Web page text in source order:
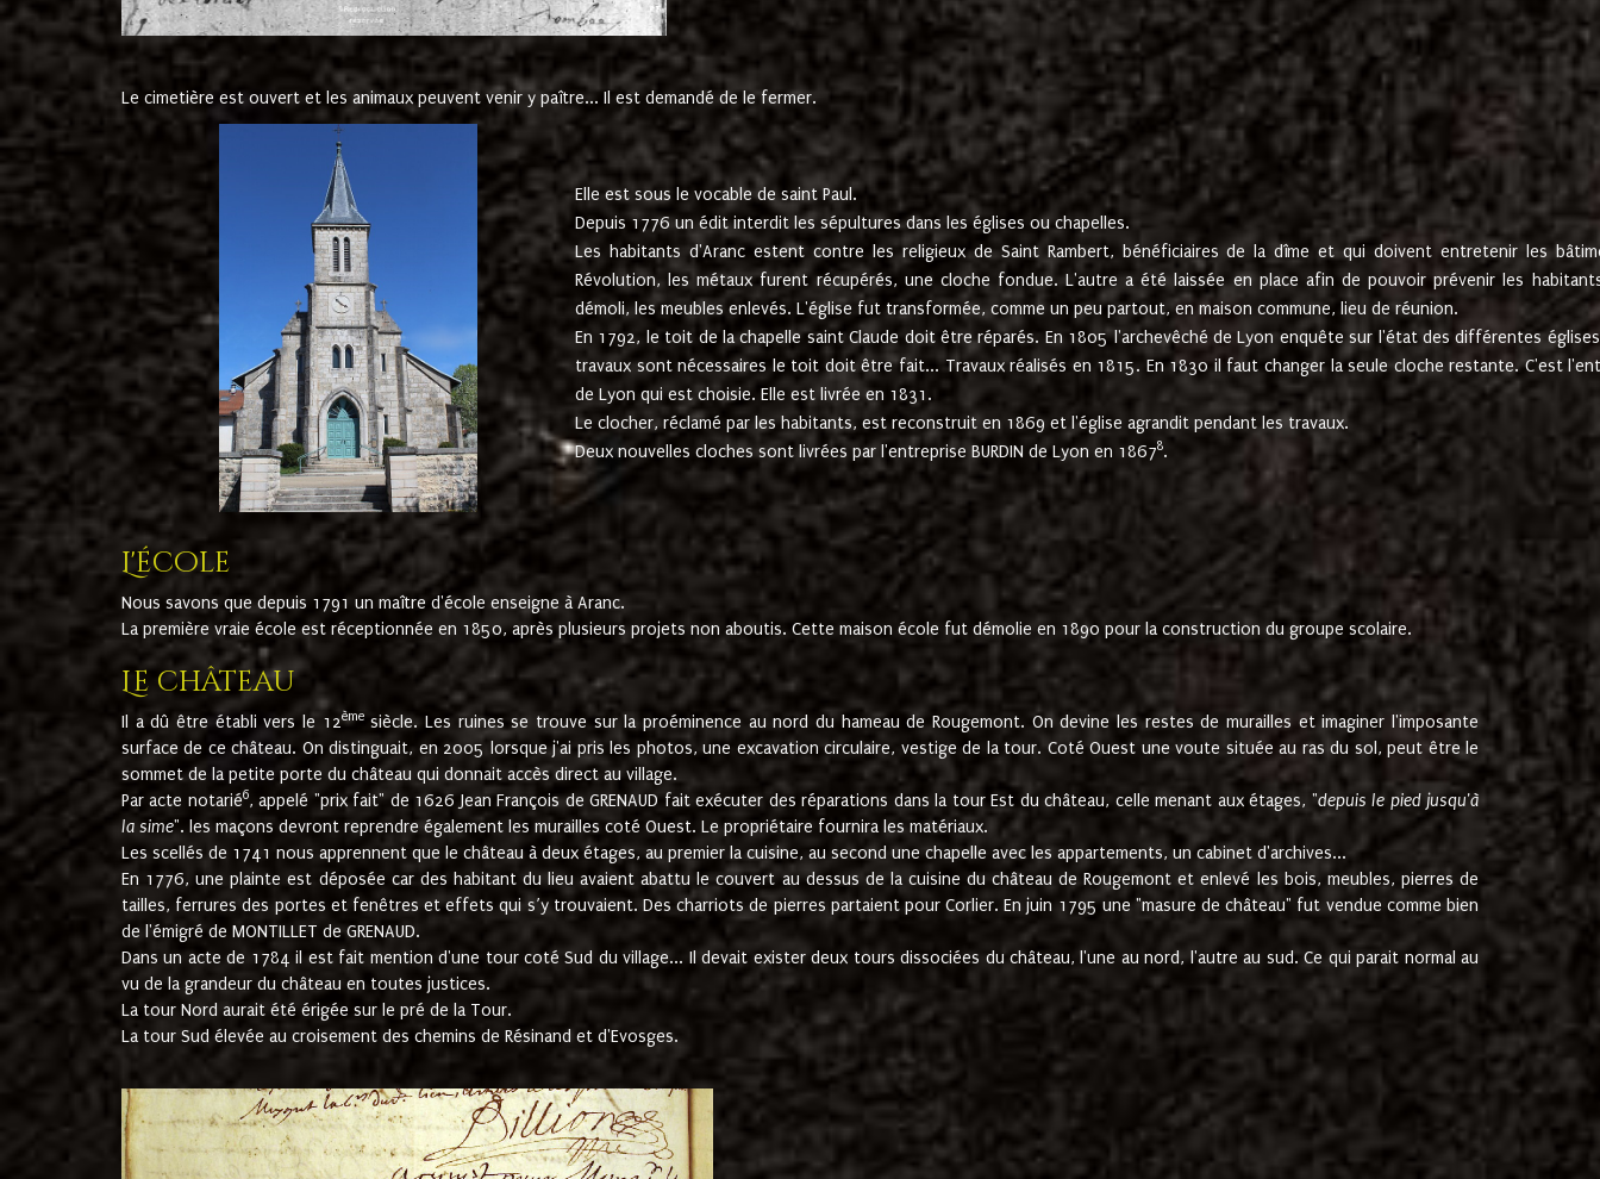
Le cimetière est ouvert et les animaux peuvent venir y paître... Il est demandé de le fermer.
Elle est sous le vocable de saint Paul.
Depuis 1776 un édit interdit les sépultures dans les églises ou chapelles.
Les habitants d'Aranc estent contre les religieux de Saint Rambert, bénéficiaires de la dîme et qui doivent entretenir les
Révolution, les métaux furent récupérés, une cloche fondue. L'autre a été laissée en place afin de pouvoir prévenir les
démoli, les meubles enlevés. L'église fut transformée, comme un peu partout, en maison commune, lieu de réunion.
En 1792, le toit de la chapelle saint Claude doit être réparés. En 1805 l'archevêché de Lyon enquête sur l'état des différentes
travaux sont nécessaires le toit doit être fait... Travaux réalisés en 1815. En 1830 il faut changer la seule cloche restante. C'est
de Lyon qui est choisie. Elle est livrée en 1831.
Le clocher, réclamé par les habitants, est reconstruit en 1869 et l'église agrandit pendant les travaux.
Deux nouvelles cloches sont livrées par l'entreprise BURDIN de Lyon en 18678.
L'école
Nous savons que depuis 1791 un maître d'école enseigne à Aranc.
La première vraie école est réceptionnée en 1850, après plusieurs projets non aboutis. Cette maison école fut démolie en 1890 pour la construction du groupe scolaire.
Le château
Il a dû être établi vers le 12èmesiècle. Les ruines se trouve sur la proéminence au nord du hameau de Rougemont. On devine les restes de murailles et imaginer l'imposante
surface de ce château. On distinguait, en 2005 lorsque j'ai pris les photos, une excavation circulaire, vestige de la tour. Coté Ouest une voute située au ras du sol, peut être le
sommet de la petite porte du château qui donnait accès direct au village.
Par acte notarié6, appelé "prix fait" de 1626 Jean François de GRENAUD fait exécuter des réparations dans la tour Est du château, celle menant aux étages, "depuis le pied jusqu'à
la sime". les maçons devront reprendre également les murailles coté Ouest. Le propriétaire fournira les matériaux.
Les scellés de 1741 nous apprennent que le château à deux étages, au premier la cuisine, au second une chapelle avec les appartements, un cabinet d'archives...
En 1776, une plainte est déposée car des habitant du lieu avaient abattu le couvert au dessus de la cuisine du château de Rougemont et enlevé les bois, meubles, pierres de
tailles, ferrures des portes et fenêtres et effets qui s’y trouvaient. Des charriots de pierres partaient pour Corlier. En juin 1795 une "masure de château" fut vendue comme bien
de l'émigré de MONTILLET de GRENAUD.
Dans un acte de 1784 il est fait mention d'une tour coté Sud du village... Il devait exister deux tours dissociées du château, l'une au nord, l'autre au sud. Ce qui parait normal au
vu de la grandeur du château en toutes justices.
La tour Nord aurait été érigée sur le pré de la Tour.
La tour Sud élevée au croisement des chemins de Résinand et d'Evosges.